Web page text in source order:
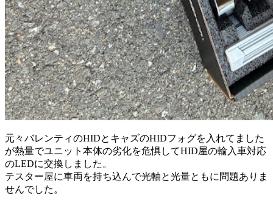
元々バレンティのHIDとキャズのHIDフォグを入れてました
が熱量でユニット本体の劣化を危惧してHID屋の輸入車対応
のLEDに交換しました。
テスター屋に車両を持ち込んで光軸と光量ともに問題ありま
せんでした。